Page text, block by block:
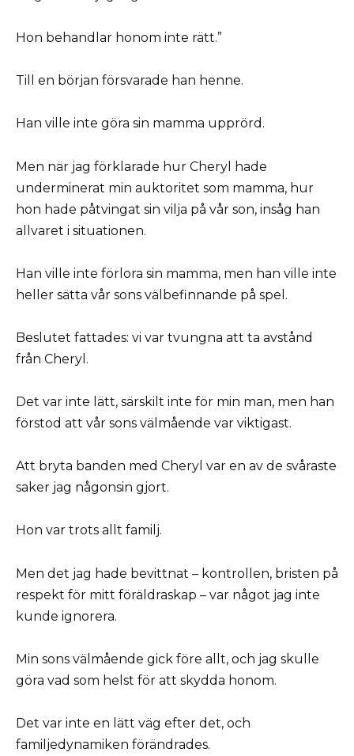
Hon behandlar honom inte rätt.”
Till en början försvarade han henne.
Han ville inte göra sin mamma upprörd.
Men när jag förklarade hur Cheryl hade
underminerat min auktoritet som mamma, hur
hon hade påtvingat sin vilja på vår son, insåg han
allvaret i situationen.
Han ville inte förlora sin mamma, men han ville inte
heller sätta vår sons välbefinnande på spel.
Beslutet fattades: vi var tvungna att ta avstånd
från Cheryl.
Det var inte lätt, särskilt inte för min man, men han
förstod att vår sons välmående var viktigast.
Att bryta banden med Cheryl var en av de svåraste
saker jag någonsin gjort.
Hon var trots allt familj.
Men det jag hade bevittnat – kontrollen, bristen på
respekt för mitt föräldraskap – var något jag inte
kunde ignorera.
Min sons välmående gick före allt, och jag skulle
göra vad som helst för att skydda honom.
Det var inte en lätt väg efter det, och
familjedynamiken förändrades.